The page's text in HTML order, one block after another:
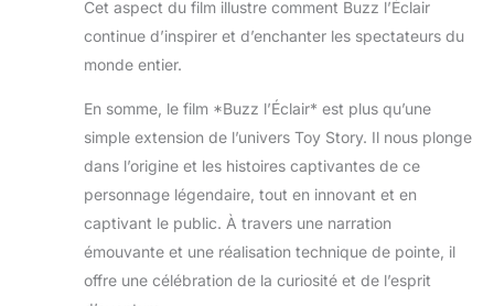
Cet aspect du film illustre comment Buzz l’Éclair
continue d’inspirer et d’enchanter les spectateurs du
monde entier.
En somme, le film *Buzz l’Éclair* est plus qu’une
simple extension de l’univers Toy Story. Il nous plonge
dans l’origine et les histoires captivantes de ce
personnage légendaire, tout en innovant et en
captivant le public. À travers une narration
émouvante et une réalisation technique de pointe, il
offre une célébration de la curiosité et de l’esprit